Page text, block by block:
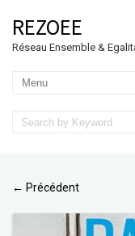
REZOEE
Réseau Ensemble &
← Précédent